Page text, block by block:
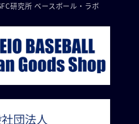
研究所 ベースボール・ラボ